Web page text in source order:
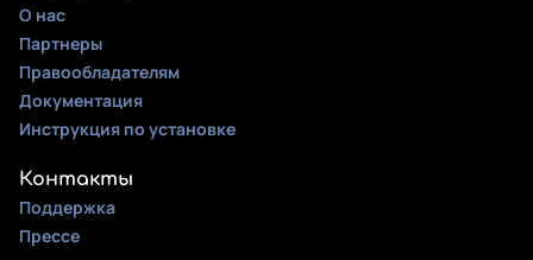
О нас
Партнеры
Правообладателям
Документация
Инструкция по установке
Контакты
Поддержка
Прессе